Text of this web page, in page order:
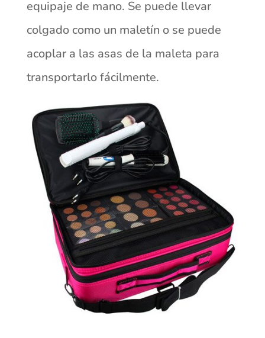
equipaje de mano. Se puede llevar
colgado como un maletín o se puede
acoplar a las asas de la maleta para
transportarlo fácilmente.